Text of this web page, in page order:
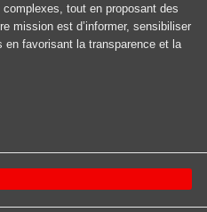
tout en proposant des
mission est d’informer, sensibiliser
en favorisant la transparence et la